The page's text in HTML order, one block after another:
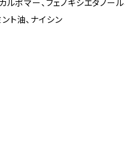
ルボマー、フェノキシエタノー
ト油、ナイシン